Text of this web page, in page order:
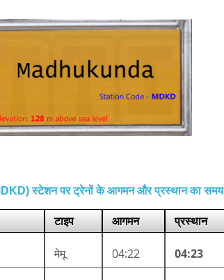
स्टेशन पर ट्रेनों के आगमन और प्रस्थान का समय
टाइप आगमन प्रस्थान
मेमू 04:22 04:23